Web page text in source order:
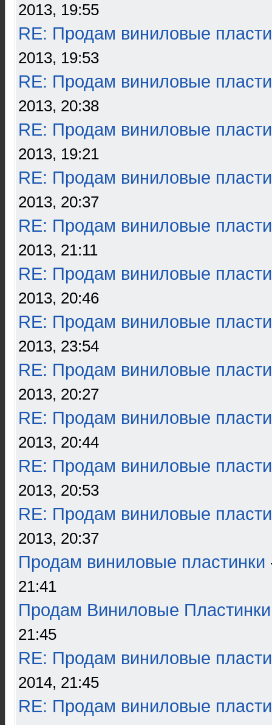
2013, 19:55
RE: Продам виниловые
2013, 19:53
RE: Продам виниловые
2013, 20:38
RE: Продам виниловые
2013, 19:21
RE: Продам виниловые
2013, 20:37
RE: Продам виниловые
2013, 21:11
RE: Продам виниловые
2013, 20:46
RE: Продам виниловые
2013, 23:54
RE: Продам виниловые
2013, 20:27
RE: Продам виниловые
2013, 20:44
RE: Продам виниловые
2013, 20:53
RE: Продам виниловые
2013, 20:37
Продам виниловые пластинки
21:41
Продам Виниловые Пластинки
21:45
RE: Продам виниловые
2014, 21:45
RE: Продам виниловые